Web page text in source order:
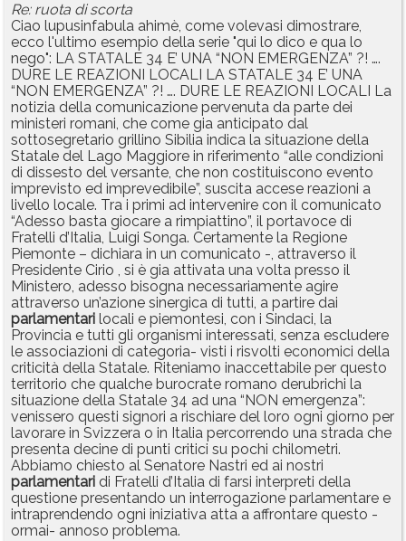
Re: ruota di scorta
Ciao lupusinfabula ahimè, come volevasi dimostrare,
ecco l'ultimo esempio della serie "qui lo dico e qua lo
nego": LA STATALE 34 E’ UNA “NON EMERGENZA” ?! ….
DURE LE REAZIONI LOCALI LA STATALE 34 E’ UNA
“NON EMERGENZA” ?! …. DURE LE REAZIONI LOCALI La
notizia della comunicazione pervenuta da parte dei
ministeri romani, che come gia anticipato dal
sottosegretario grillino Sibilia indica la situazione della
Statale del Lago Maggiore in riferimento “alle condizioni
di dissesto del versante, che non costituiscono evento
imprevisto ed imprevedibile”, suscita accese reazioni a
livello locale. Tra i primi ad intervenire con il comunicato
“Adesso basta giocare a rimpiattino”, il portavoce di
Fratelli d’Italia, Luigi Songa. Certamente la Regione
Piemonte – dichiara in un comunicato -, attraverso il
Presidente Cirio , si è gia attivata una volta presso il
Ministero, adesso bisogna necessariamente agire
attraverso un’azione sinergica di tutti, a partire dai
parlamentari locali e piemontesi, con i Sindaci, la
Provincia e tutti gli organismi interessati, senza escludere
le associazioni di categoria- visti i risvolti economici della
criticità della Statale. Riteniamo inaccettabile per questo
territorio che qualche burocrate romano derubrichi la
situazione della Statale 34 ad una “NON emergenza”:
venissero questi signori a rischiare del loro ogni giorno per
lavorare in Svizzera o in Italia percorrendo una strada che
presenta decine di punti critici su pochi chilometri.
Abbiamo chiesto al Senatore Nastri ed ai nostri
parlamentari di Fratelli d’Italia di farsi interpreti della
questione presentando un interrogazione parlamentare e
intraprendendo ogni iniziativa atta a affrontare questo -
ormai- annoso problema.